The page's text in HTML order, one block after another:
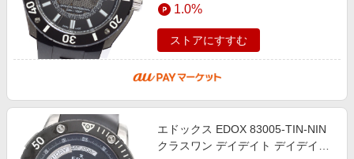
1.0%
ストアにすすむ
エドックス EDOX 83005-TIN-NIN
クラスワン デイデイト デイデイト